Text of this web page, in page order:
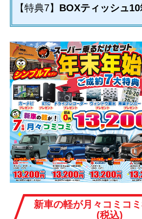
【特典7】 BOXティッシュ10
新車の軽が月々コミコ
(税込)